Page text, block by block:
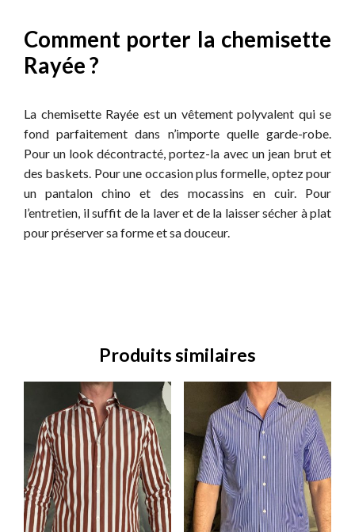
Comment porter la chemisette
Rayée ?
La chemisette Rayée est un vêtement polyvalent qui se
fond parfaitement dans n’importe quelle garde-robe.
Pour un look décontracté, portez-la avec un jean brut et
des baskets. Pour une occasion plus formelle, optez pour
un pantalon chino et des mocassins en cuir. Pour
l’entretien, il suffit de la laver et de la laisser sécher à plat
pour préserver sa forme et sa douceur.
Produits similaires